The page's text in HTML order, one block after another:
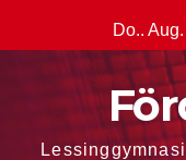
Inhalt
Do..